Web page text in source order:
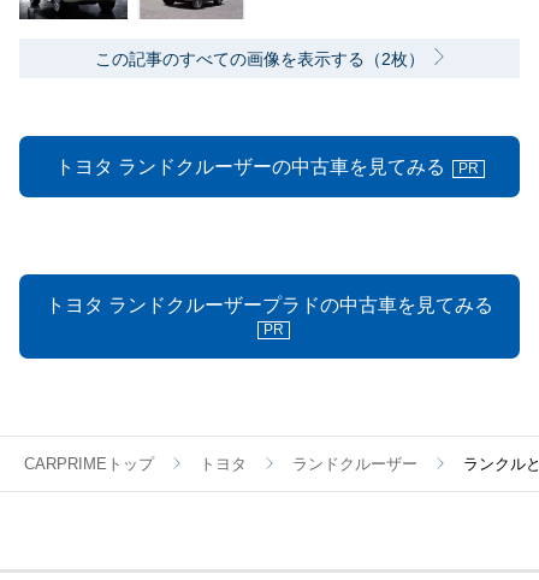
この記事のすべての画像を表示する（2枚）
トヨタ ランドクルーザーの中古車を見てみる PR
トヨタ ランドクルーザープラドの中古車を見てみる
PR
CARPRIMEトップ トヨタ ランドクルーザー ランクル